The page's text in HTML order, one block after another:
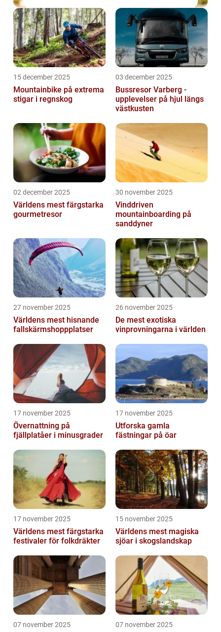
15 december 2025
Mountainbike på extrema
stigar i regnskog
03 december 2025
Bussresor Varberg -
upplevelser på hjul längs
västkusten
02 december 2025
Världens mest färgstarka
gourmetresor
30 november 2025
Vinddriven
mountainboarding på
sanddyner
27 november 2025
Världens mest hisnande
fallskärmshoppplatser
26 november 2025
De mest exotiska
vinprovningarna i världen
17 november 2025
Övernattning på
fjällplatåer i minusgrader
17 november 2025
Utforska gamla
fästningar på öar
17 november 2025
Världens mest färgstarka
festivaler för folkdräkter
15 november 2025
Världens mest magiska
sjöar i skogslandskap
07 november 2025 07 november 2025